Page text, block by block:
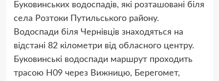
Буковинських водоспадів, які розташовані біля
села Розтоки Путильського району.
Водоспади біля Чернівців знаходяться на
відстані 82 кілометри від обласного центру.
Буковинські водоспади маршрут проходить
трасою Н09 через Вижницю, Берегомет,